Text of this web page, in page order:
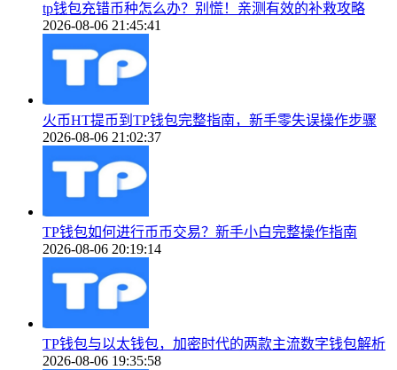
tp钱包充错币种怎么办？别慌！亲测有效的补救攻略
2026-08-06 21:45:41
火币HT提币到TP钱包完整指南，新手零失误操作步骤
2026-08-06 21:02:37
TP钱包如何进行币币交易？新手小白完整操作指南
2026-08-06 20:19:14
TP钱包与以太钱包，加密时代的两款主流数字钱包解析
2026-08-06 19:35:58